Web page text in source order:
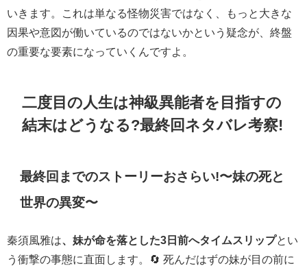
いきます。これは単なる怪物災害ではなく、もっと大きな
因果や意図が働いているのではないかという疑念が、終盤
の重要な要素になっていくんですよ。
二度目の人生は神級異能者を目指すの
結末はどうなる?最終回ネタバレ考察!
最終回までのストーリーおさらい!〜妹の死と
世界の異変〜
秦須風雅は、妹が命を落とした3日前へタイムスリップとい
う衝撃の事態に直面します。🔄 死んだはずの妹が目の前に